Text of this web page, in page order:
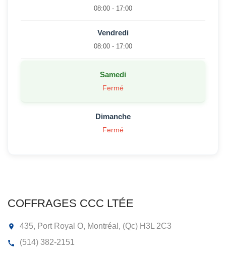
08:00 - 17:00
Vendredi
08:00 - 17:00
Samedi
Fermé
Dimanche
Fermé